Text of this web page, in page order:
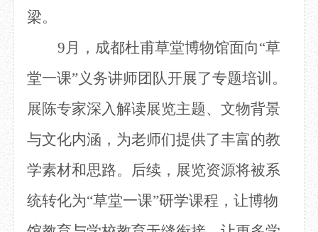
梁。
9月，成都杜甫草堂博物馆面向“草
堂一课”义务讲师团队开展了专题培训。
展陈专家深入解读展览主题、文物背景
与文化内涵，为老师们提供了丰富的教
学素材和思路。后续，展览资源将被系
统转化为“草堂一课”研学课程，让博物